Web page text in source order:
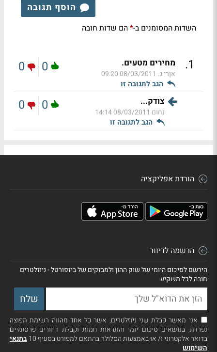
הוסף תגובה
השדות המסומנים ב-*הם שדות חובה
1
. מחירים מטעים.
אןרי ג. 08/03/2011 09:20
הגב לתגובה זו
0
0
צודק...
נחום 08/03/2011 14:14
הגב לתגובה זו
0
0
הורדת אפליקציה
הרשמה לדיוור
הירשם לסיכום היומי של שוק ההון ולמבזקים של ביזפורטל - ניוזלטרים
חובה לכל משקיע
אני מאשר קבלת שני ניוזלטרים, אשר כל אחד מהווה רשימת תפוצה
נפרדת, בנושאים סיכום יומי והתראות חמות וקבלת דיוורים פרסומיים
בדואר אלקטרוני ו/ או באמצעות הסלולר בהתאם למפורט בסעיף 10
בתנאי
השימוש